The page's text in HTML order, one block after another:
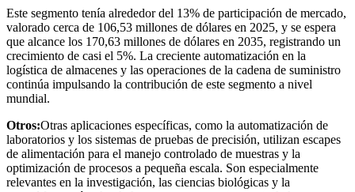
Este segmento tenía alrededor del 13% de participación de mercado,
valorado cerca de 106,53 millones de dólares en 2025, y se espera
que alcance los 170,63 millones de dólares en 2035, registrando un
crecimiento de casi el 5%. La creciente automatización en la
logística de almacenes y las operaciones de la cadena de suministro
continúa impulsando la contribución de este segmento a nivel
mundial.
Otros:Otras aplicaciones específicas, como la automatización de
laboratorios y los sistemas de pruebas de precisión, utilizan escapes
de alimentación para el manejo controlado de muestras y la
optimización de procesos a pequeña escala. Son especialmente
relevantes en la investigación, las ciencias biológicas y la